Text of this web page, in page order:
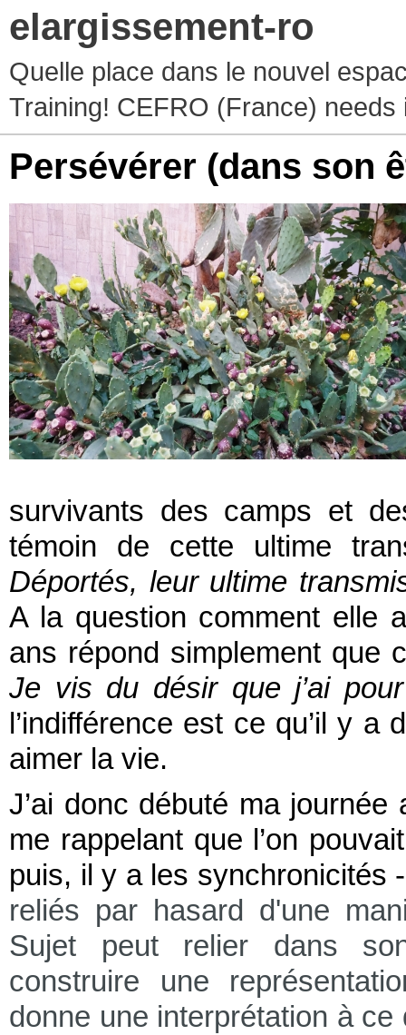
elargissement-ro
Quelle place dans le nouvel
Training! CEFRO (France) needs
Persévérer (dans son
survivants des camps et
témoin de cette ultime
Déportés, leur ultime
A la question comment elle
ans répond simplement que
Je vis du désir que j’ai
l’indifférence est ce qu’il y
aimer la vie.
J’ai donc débuté ma
me rappelant que l’on
puis, il y a les synchronicités
reliés par hasard d'une
Sujet peut relier dans
construire une
donne une interprétation à